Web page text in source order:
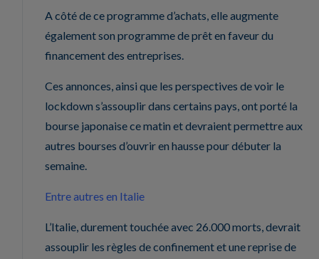
A côté de ce programme d’achats, elle augmente
également son programme de prêt en faveur du
financement des entreprises.
Ces annonces, ainsi que les perspectives de voir le
lockdown s’assouplir dans certains pays, ont porté la
bourse japonaise ce matin et devraient permettre aux
autres bourses d’ouvrir en hausse pour débuter la
semaine.
Entre autres en Italie
L’Italie, durement touchée avec 26.000 morts, devrait
assouplir les règles de confinement et une reprise de